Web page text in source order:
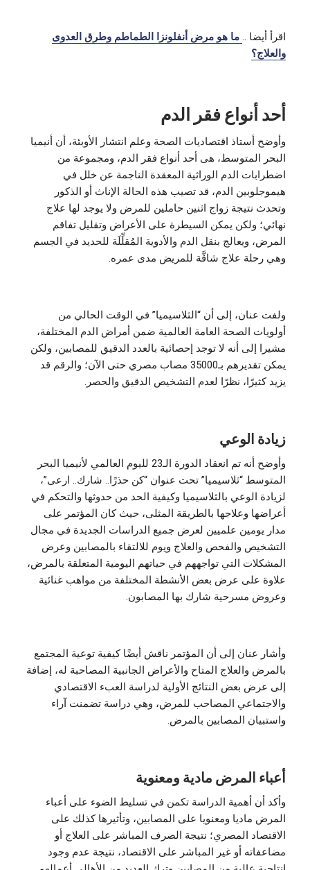
اقرأ أيضا .. ما هو مرض أنفلونزا الطماطم وطرق العدوى
والعلاج؟
أحد أنواع فقر الدم
وأوضح أستاذ اقتصاديات الصحة وعلم انتشار الأوبئة، أن أنيميا
البحر المتوسط، هى أحد أنواع فقر الدم، ومجموعة من
اضطرابات الدم الوراثية المعقدة الناجمة عن خلل في
هيموجلوبين الدم، قد تصيب هذه الحالة الإناث أو الذكور
وتحدث نتيجة زواج اثنين حاملين للمرض ولا يوجد لها علاج
نهائي؛ ولكن يمكن السيطرة على الأعراض وتقليل تفاقم
المرض، ويعالج بنقل الدم والأدوية المُقلِّلَة للحديد في الجسم
وهي رحلة علاج شاقَّة للمريض مدى عمره.
ولفت عنان، إلى أن “الثلاسيميا” في الوقت الحالي من
أولويات الصحة العامة العالمية ضمن أمراض الدم المختلفة،
مشيرا إلى أنه لا توجد إحصائية بالعدد الدقيق للمصابين، ولكن
يمكن تقديرهم بـ35000 مصاب مصري حتى الآن؛ والرقم قد
يزيد كثيرًا، نظرًا لعدم التشخيص الدقيق والحصر.
زيادة الوعي
وأوضح أنه تم انعقاد الدورة الـ23 لليوم العالمي لأنيميا البحر
المتوسط “ثلاسيميا” تحت عنوان “كن حذرًا.. شارك.. ارعى”،
لزيادة الوعي بالثلاسيميا وكيفية الحد من حدوثها والتحكم في
أعراضها وعلاجها بالطريقة المثلى، حيث كان المؤتمر على
مدار يومين علميين لعرض جميع الدراسات الجديدة في مجال
التشخيص والفحص والعلاج ويوم للالتقاء بالمصابين وعرض
المشكلات التي تواجههم في حياتهم اليومية المتعلقة بالمرض،
علاوة على عرض بعض الأنشطة المختلفة من مواهب غنائية
وعروض مسرحية شارك بها المصابون.
وأشار عنان إلى أن المؤتمر ناقش أيضًا كيفية توعية المجتمع
بالمرض والعلاج المتاح والأعراض الجانبية المصاحبة له، إضافة
إلى عرض بعض النتائج الأولية لدراسة العبء الاقتصادي
والاجتماعي المصاحب للمرض، وهي دراسة تضمنت آراء
واستبيان المصابين بالمرض.
أعباء المرض مادية ومعنوية
وأكد أن أهمية الدراسة تكمن في تسليط الضوء على أعباء
المرض ماديا ومعنويا على المصابين، وتأثيرها كذلك على
الاقتصاد المصري؛ نتيجة الصرف المباشر على العلاج أو
مضاعفاته أو غير المباشر على الاقتصاد، نتيجة عدم وجود